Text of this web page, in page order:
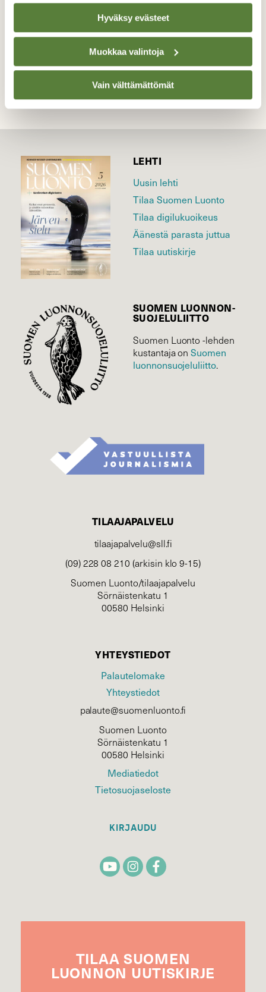
Hyväksy evästeet
Muokkaa valintoja
Vain välttämättömät
TAKAISIN LISTAAN
LEHTI
Uusin lehti
Tilaa Suomen Luonto
Tilaa digilukuoikeus
Äänestä parasta juttua
Tilaa uutiskirje
SUOMEN LUONNON­
SUOJELU­LIITTO
Suomen Luonto -lehden
kustantaja onSuomen
luonnonsuojelu­liitto.
TILAAJAPALVELU
tilaajapalvelu@sll.fi
(09) 228 08 210 (arkisin klo 9-15)
Suomen Luonto/tilaajapalvelu
Sörnäistenkatu 1
00580 Helsinki
YHTEYSTIEDOT
Palautelomake
Yhteystiedot
palaute@suomenluonto.fi
Suomen Luonto
Sörnäistenkatu 1
00580 Helsinki
Mediatiedot
Tietosuojaseloste
KIRJAUDU
TILAA SUOMEN
LUONNON UUTIS­KIRJE